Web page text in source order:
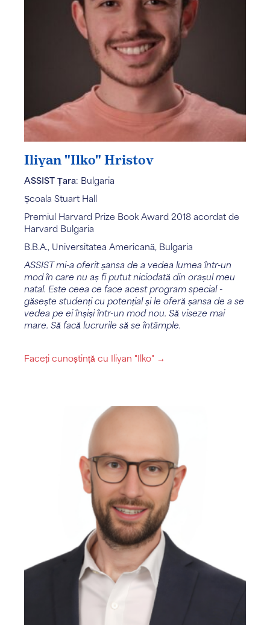
Iliyan "Ilko" Hristov
ASSIST Țara: Bulgaria
Școala Stuart Hall
Premiul Harvard Prize Book Award 2018 acordat de
Harvard Bulgaria
B.B.A., Universitatea Americană, Bulgaria
ASSIST mi-a oferit șansa de a vedea lumea într-un
mod în care nu aș fi putut niciodată din orașul meu
natal. Este ceea ce face acest program special -
găsește studenți cu potențial și le oferă șansa de a se
vedea pe ei înșiși într-un mod nou. Să viseze mai
mare. Să facă lucrurile să se întâmple.
Faceți cunoștință cu Iliyan "Ilko" →